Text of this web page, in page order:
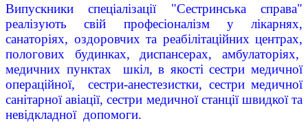
Випускники спеціалізації "Сестринська справа"
реалізують свій професіоналізм у лікарнях,
санаторіях, оздоровчих та реабілітаційних центрах,
пологових будинках, диспансерах, амбулаторіях,
медичних пунктах шкіл, в якості сестри медичної
операційної, сестри-анестезистки, сестри медичної
санітарної авіації, сестри медичної станції швидкої та
невідкладної допомоги.